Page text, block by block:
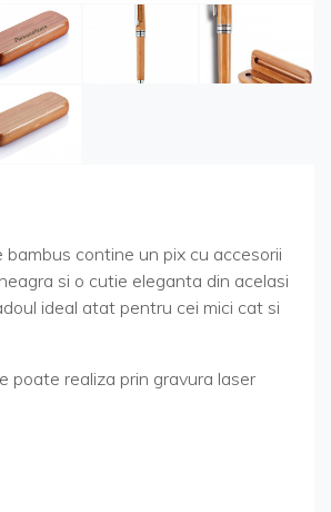
bambus contine un pix cu accesorii
si o cutie eleganta din acelasi
ideal atat pentru cei mici cat si
poate realiza prin gravura laser